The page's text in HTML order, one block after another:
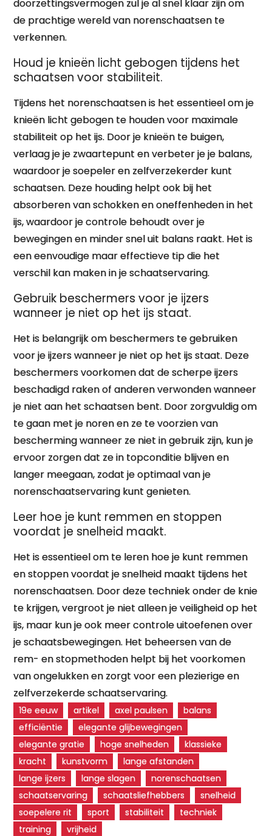
doorzettingsvermogen zul je al snel klaar zijn om
de prachtige wereld van norenschaatsen te
verkennen.
Houd je knieën licht gebogen tijdens het
schaatsen voor stabiliteit.
Tijdens het norenschaatsen is het essentieel om je
knieën licht gebogen te houden voor maximale
stabiliteit op het ijs. Door je knieën te buigen,
verlaag je je zwaartepunt en verbeter je je balans,
waardoor je soepeler en zelfverzekerder kunt
schaatsen. Deze houding helpt ook bij het
absorberen van schokken en oneffenheden in het
ijs, waardoor je controle behoudt over je
bewegingen en minder snel uit balans raakt. Het is
een eenvoudige maar effectieve tip die het
verschil kan maken in je schaatservaring.
Gebruik beschermers voor je ijzers
wanneer je niet op het ijs staat.
Het is belangrijk om beschermers te gebruiken
voor je ijzers wanneer je niet op het ijs staat. Deze
beschermers voorkomen dat de scherpe ijzers
beschadigd raken of anderen verwonden wanneer
je niet aan het schaatsen bent. Door zorgvuldig om
te gaan met je noren en ze te voorzien van
bescherming wanneer ze niet in gebruik zijn, kun je
ervoor zorgen dat ze in topconditie blijven en
langer meegaan, zodat je optimaal van je
norenschaatservaring kunt genieten.
Leer hoe je kunt remmen en stoppen
voordat je snelheid maakt.
Het is essentieel om te leren hoe je kunt remmen
en stoppen voordat je snelheid maakt tijdens het
norenschaatsen. Door deze techniek onder de knie
te krijgen, vergroot je niet alleen je veiligheid op het
ijs, maar kun je ook meer controle uitoefenen over
je schaatsbewegingen. Het beheersen van de
rem- en stopmethoden helpt bij het voorkomen
van ongelukken en zorgt voor een plezierige en
zelfverzekerde schaatservaring.
19e eeuw artikel axel paulsen
balans
efficiëntie
elegante glijbewegingen
elegante gratie
hoge snelheden
klassieke
kracht
kunstvorm
lange afstanden
lange ijzers
lange slagen
norenschaatsen
schaatservaring
schaatsliefhebbers
snelheid
soepelere rit
sport stabiliteit
techniek
training
vrijheid